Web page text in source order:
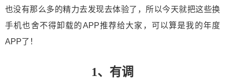
也没有那么多的精力去发现去体验了，所以今天就把这些换
手机也舍不得卸载的APP推荐给大家，可以算是我的年度
APP了！
1、有调